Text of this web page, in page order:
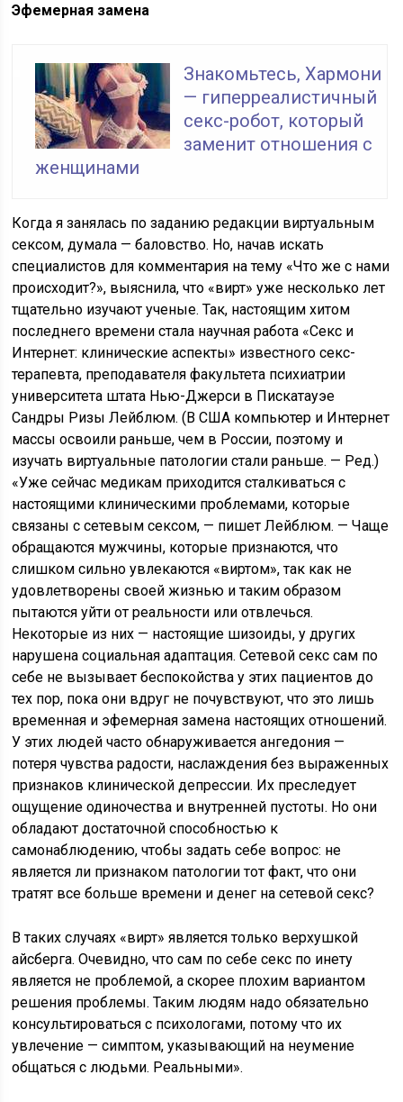
Эфемерная замена
Знакомьтесь, Хармони
— гиперреалистичный
секс-робот, который
заменит отношения с
женщинами
Когда я занялась по заданию редакции виртуальным
сексом, думала — баловство. Но, начав искать
специалистов для комментария на тему «Что же с нами
происходит?», выяснила, что «вирт» уже несколько лет
тщательно изучают ученые. Так, настоящим хитом
последнего времени стала научная работа «Секс и
Интернет: клинические аспекты» известного секс-
терапевта, преподавателя факультета психиатрии
университета штата Нью-Джерси в Пискатауэе
Сандры Ризы Лейблюм. (ВСША компьютер и Интернет
массы освоили раньше, чем в России, поэтому и
изучать виртуальные патологии стали раньше. — Ред.)
«Уже сейчас медикам приходится сталкиваться с
настоящими клиническими проблемами, которые
связаны с сетевым сексом, — пишет Лейблюм. — Чаще
обращаются мужчины, которые признаются, что
слишком сильно увлекаются «виртом», так как не
удовлетворены своей жизнью и таким образом
пытаются уйти от реальности или отвлечься.
Некоторые из них — настоящие шизоиды, у других
нарушена социальная адаптация. Сетевой секс сам по
себе не вызывает беспокойства у этих пациентов до
тех пор, пока они вдруг не почувствуют, что это лишь
временная и эфемерная замена настоящих отношений.
У этих людей часто обнаруживается ангедония —
потеря чувства радости, наслаждения без выраженных
признаков клинической депрессии. Их преследует
ощущение одиночества и внутренней пустоты. Но они
обладают достаточной способностью к
самонаблюдению, чтобы задать себе вопрос: не
является ли признаком патологии тот факт, что они
тратят все больше времени и денег на сетевой секс?
В таких случаях «вирт» является только верхушкой
айсберга. Очевидно, что сам по себе секс по инету
является не проблемой, а скорее плохим вариантом
решения проблемы. Таким людям надо обязательно
консультироваться с психологами, потому что их
увлечение — симптом, указывающий на неумение
общаться с людьми. Реальными».